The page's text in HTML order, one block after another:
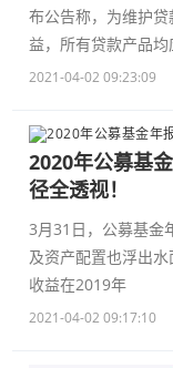
布公告称，为维护
益，所有贷款产品
2021-04-02 09:23:09
2020年公募基
径全透视！
3月31日，公募基金
及资产配置也浮出
收益在2019年
2021-04-02 09:17:10